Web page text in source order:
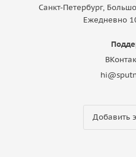
Санкт-Петербург,
Ежедневно
Добавить